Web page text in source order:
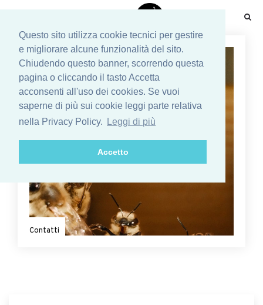
Questo sito utilizza cookie tecnici per gestire
e migliorare alcune funzionalità del sito.
Chiudendo questo banner, scorrendo questa
pagina o cliccando il tasto Accetta
acconsenti all'uso dei cookies. Se vuoi
saperne di più sui cookie leggi parte relativa
nella Privacy Policy.
Leggi di più
Accetto
Contatti